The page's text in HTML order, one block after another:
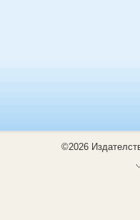
©2026